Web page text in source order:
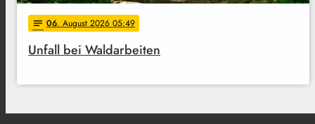
notes 06. August 2026 05:49
Unfall bei Waldarbeiten